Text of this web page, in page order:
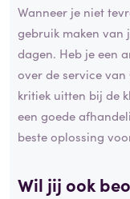
Wanneer je niet
gebruik maken van
dagen. Heb je een
over de service
kritiek uitten bij de
een goede
beste oplossing
Wil jij ook